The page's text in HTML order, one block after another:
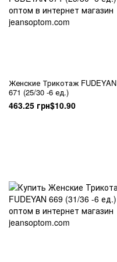
Женские Трикотаж FUDEYAN
671 (25/30 -6 ед.)
463.25 грн$10.90